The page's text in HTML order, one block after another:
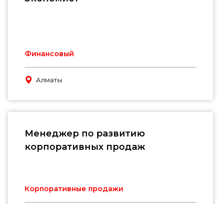
Финансовый
Алматы
Менеджер по развитию
корпоративных продаж
Корпоративные продажи